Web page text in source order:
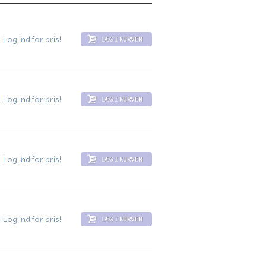
Log ind for pris!
Log ind for pris!
Log ind for pris!
Log ind for pris!